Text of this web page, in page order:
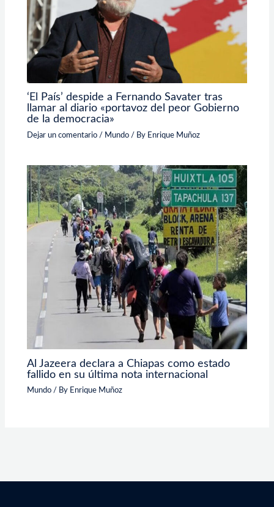
‘El País’ despide a Fernando Savater tras
llamar al diario «portavoz del peor Gobierno
de la democracia»
Dejar un comentario / Mundo / By Enrique Muñoz
Al Jazeera declara a Chiapas como estado
fallido en su última nota internacional
Mundo / By Enrique Muñoz